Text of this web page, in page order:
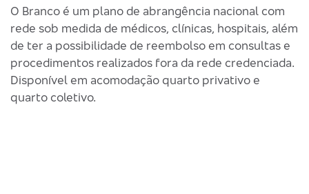
O Branco é um plano de abrangência nacional com
rede sob medida de médicos, clínicas, hospitais, além
de ter a possibilidade de reembolso em consultas e
procedimentos realizados fora da rede credenciada.
Disponível em acomodação quarto privativo e
quarto coletivo.